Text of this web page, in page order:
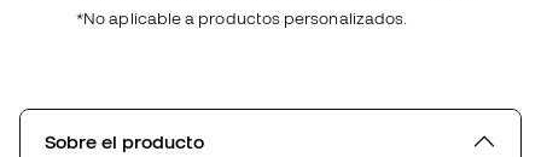
*No aplicable a productos personalizados.
Sobre el producto